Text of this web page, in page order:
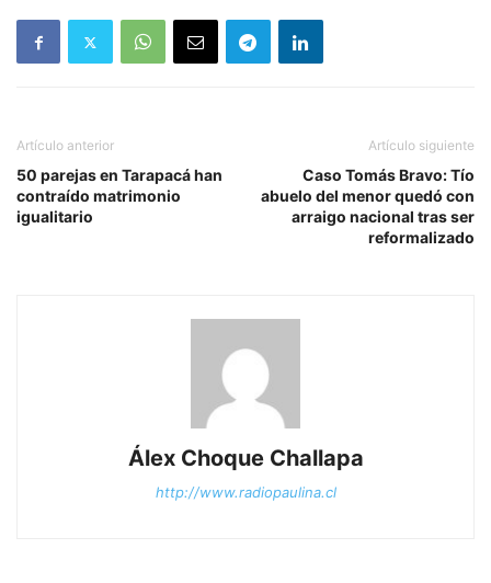
Artículo anterior
50 parejas en Tarapacá han
contraído matrimonio
igualitario
Artículo siguiente
Caso Tomás Bravo: Tío
abuelo del menor quedó con
arraigo nacional tras ser
reformalizado
Álex Choque Challapa
http://www.radiopaulina.cl